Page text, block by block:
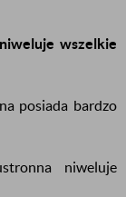
wszelkie
posiada bardzo
niweluje